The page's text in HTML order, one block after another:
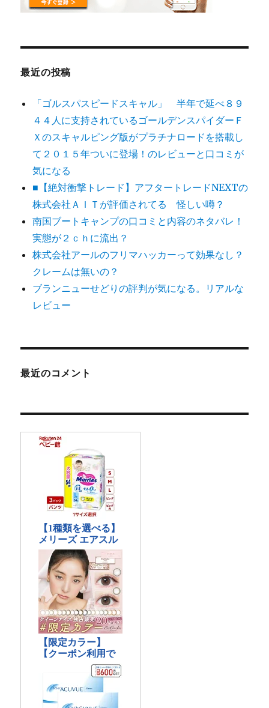
最近の投稿
「ゴルスパスピードスキャル」 半年で延べ８９
４４人に支持されているゴールデンスパイダーＦ
Ｘのスキャルピング版がプラチナロードを搭載し
て２０１５年ついに登場！のレビューと口コミが
気になる
■【絶対衝撃トレード】アフタートレードNEXTの
株式会社ＡＩＴが評価されてる 怪しい噂？
南国ブートキャンプの口コミと内容のネタバレ！
実態が２ｃｈに流出？
株式会社アールのフリマハッカーって効果なし？
クレームは無いの？
ブランニューせどりの評判が気になる。リアルな
レビュー
最近のコメント